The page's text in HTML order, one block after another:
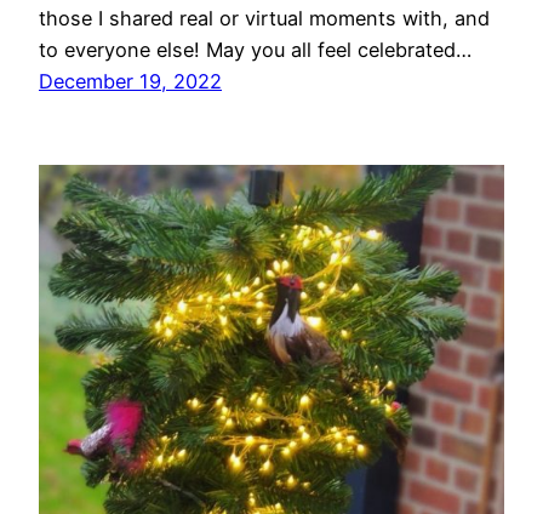
those I shared real or virtual moments with, and
to everyone else! May you all feel celebrated…
December 19, 2022